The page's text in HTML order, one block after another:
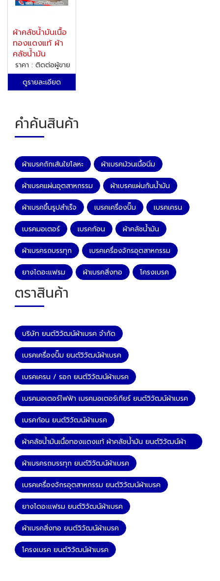
ผ้าคลัชน้ำมันเนื้อ
ทองแดงแท้ ผ้า
คลัชน้ำมัน
ราคา : ติดต่อผู้ขาย
ดูรายละเอียด
คำค้นสินค้า
ผ้าเบรคถักเส้นใยโลหะ ผ้าเบรคม้วนเนื้อนิ่ม
ผ้าเบรคแผ่นอุตสาหกรรม ผ้าเบรคแผ่นกันน้ำมัน
ผ้าเบรคขึ้นรูปสำเร็จ เบรคเครื่องปั๊ม เบรคเครน
เบรคมอเตอร์ เบรคก้อน ผ้าคลัชน้ำมัน
ผ้าเบรครถบรรทุก เบรคเครื่องจักรอุตสาหกรรม
ยางไดอะแฟรม ผ้าเบรคสิ่งทอ โครงเบรค
ตราสินค้า
บริษัท ยนต์วิวัฒน์ผ้าเบรค จำกัด
เบรคเครื่องปั๊ม ยนต์วิวัฒน์ผ้าเบรค
เบรคเครน / รอก ยนต์วิวัฒน์ผ้าเบรค
เบรคมอเตอร์ไฟฟ้า เบรคมอเตอร์เกียร์ ยนต์วิวัฒน์ผ้าเบรค
เบรคก้อน ยนต์วิวัฒน์ผ้าเบรค
ผ้าคลัชน้ำมันเนื้อทองแดงแท้ ผ้าคลัชน้ำมัน ยนต์วิวัฒน์ผ้า
เบรค
ผ้าเบรครถบรรทุก ยนต์วิวัฒน์ผ้าเบรค
เบรคเครื่องจักรอุตสาหกรรม ยนต์วิวัฒน์ผ้าเบรค
ยางไดอะแฟรม ยนต์วิวัฒน์ผ้าเบรค
ผ้าเบรคสิ่งทอ ยนต์วิวัฒน์ผ้าเบรค
โครงเบรค ยนต์วิวัฒน์ผ้าเบรค